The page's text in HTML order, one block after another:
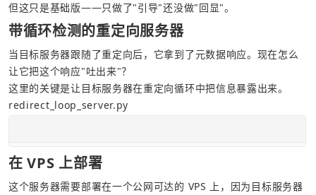
但这只是基础版——只做了"引导"还没做"回显"。
带循环检测的重定向服务器
当目标服务器跟随了重定向后，它拿到了元数据响应。现在怎么
让它把这个响应"吐出来"？
这里的关键是让目标服务器在重定向循环中把信息暴露出来。
redirect_loop_server.py
在 VPS 上部署
这个服务器需要部署在一个公网可达的 VPS 上，因为目标服务器